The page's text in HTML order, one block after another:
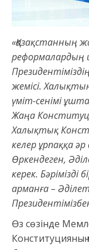
«Қазақстанның
реформалардың
жемісі.
үміт-сенімі
Жаңа
Халықтық
келер ұрпаққа
Өркендеген,
керек. Бәрімізді
арманға –
Өз сөзінде